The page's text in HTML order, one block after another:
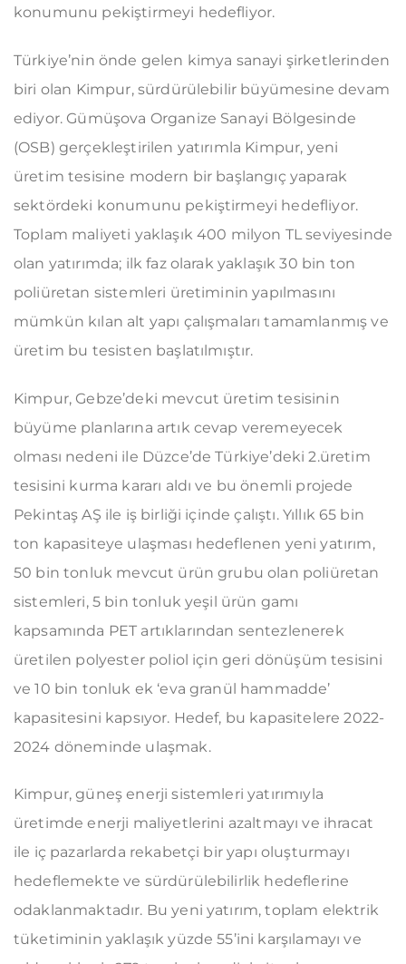
konumunu pekiştirmeyi hedefliyor.
Türkiye’nin önde gelen kimya sanayi şirketlerinden
biri olan Kimpur, sürdürülebilir büyümesine devam
ediyor. Gümüşova Organize Sanayi Bölgesinde
(OSB) gerçekleştirilen yatırımla Kimpur, yeni
üretim tesisine modern bir başlangıç yaparak
sektördeki konumunu pekiştirmeyi hedefliyor.
Toplam maliyeti yaklaşık 400 milyon TL seviyesinde
olan yatırımda; ilk faz olarak yaklaşık 30 bin ton
poliüretan sistemleri üretiminin yapılmasını
mümkün kılan alt yapı çalışmaları tamamlanmış ve
üretim bu tesisten başlatılmıştır.
Kimpur, Gebze’deki mevcut üretim tesisinin
büyüme planlarına artık cevap veremeyecek
olması nedeni ile Düzce’de Türkiye’deki 2.üretim
tesisini kurma kararı aldı ve bu önemli projede
Pekintaş AŞ ile iş birliği içinde çalıştı. Yıllık 65 bin
ton kapasiteye ulaşması hedeflenen yeni yatırım,
50 bin tonluk mevcut ürün grubu olan poliüretan
sistemleri, 5 bin tonluk yeşil ürün gamı
kapsamında PET artıklarından sentezlenerek
üretilen polyester poliol için geri dönüşüm tesisini
ve 10 bin tonluk ek ‘eva granül hammadde’
kapasitesini kapsıyor. Hedef, bu kapasitelere 2022-
2024 döneminde ulaşmak.
Kimpur, güneş enerji sistemleri yatırımıyla
üretimde enerji maliyetlerini azaltmayı ve ihracat
ile iç pazarlarda rekabetçi bir yapı oluşturmayı
hedeflemekte ve sürdürülebilirlik hedeflerine
odaklanmaktadır. Bu yeni yatırım, toplam elektrik
tüketiminin yaklaşık yüzde 55’ini karşılamayı ve